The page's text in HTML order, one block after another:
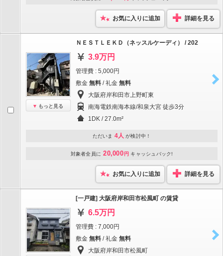
お気に入りに追加 詳細を見る
もっと見る
ＮＥＳＴＬＥＫＤ（ネッスルケーディ） / 202
3.9万円
管理費 : 5,000円
敷金 無料 / 礼金 無料
大阪府岸和田市上野町東
南海電鉄南海本線/和泉大宮 徒歩3分
1DK / 27.0m²
ただいま 4人 が検討中！
対象者全員に 20,000 円 キャッシュバック!
お気に入りに追加 詳細を見る
[一戸建] 大阪府岸和田市松風町 の賃貸
6.5万円
管理費 : 7,000円
敷金 無料 / 礼金 無料
大阪府岸和田市松風町